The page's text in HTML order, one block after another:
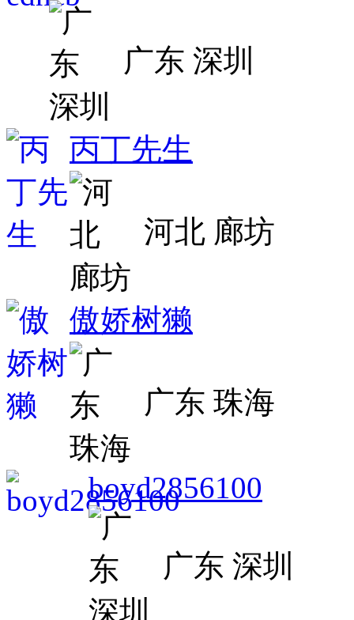
广东 深圳
丙丁先生
河北 廊坊
傲娇树獭
广东 珠海
boyd2856100
广东 深圳